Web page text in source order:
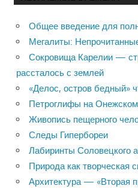
Общее введение для
Мегалиты:
Сокровища Карелии —
рассталось с землей
«Делос, остров бедный»
Петроглифы на Онежском
Живопись пещерного
Следы Гипербореи
Лабиринты Соловецкого
Природа как творческая
Архитектура — «Вторая